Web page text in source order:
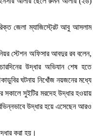
জেলা ম্যাজিস্ট্রেট আবু আসলাম
স্টেশন অফিসার আবদুর রব বলেন,
উদ্ধার অভিযান শেষ হতে
ঘটনায় নিখোঁজ নয়জনের মধ্যে
সকালে সুইটির মরদেহ উদ্ধার হওয়ায়
উদ্ধার হয়ে এসেছেন আরও
করা হয়।